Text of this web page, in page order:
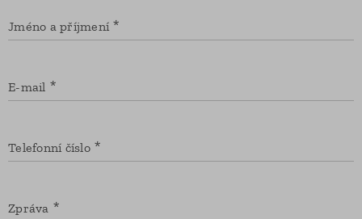
Jméno a příjmení
E-mail
Telefonní číslo
Zpráva